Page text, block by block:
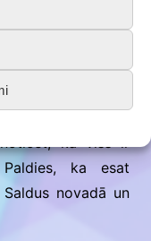
– multitalants
atjaunojamā
ka esat
novadā un